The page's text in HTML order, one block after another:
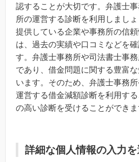
認することが大切です。弁護士
所の運営する診断を利用しまし
提供している企業や事務所の信
は、過去の実績や口コミなどを
す。弁護士事務所や司法書士事
であり、借金問題に関する豊富
います。そのため、弁護士事務
運営する借金減額診断を利用す
の高い診断を受けることができま
詳細な個人情報の入力を